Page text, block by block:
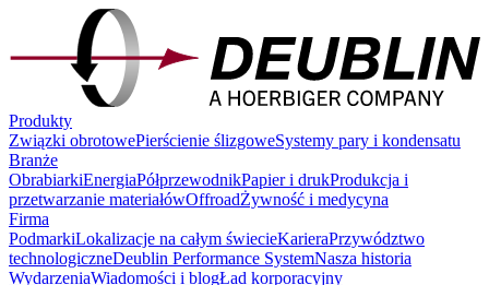
Produkty
Związki obrotowePierścienie ślizgoweSystemy pary i kondensatu
Branże
ObrabiarkiEnergiaPółprzewodnikPapier i drukProdukcja i
przetwarzanie materiałówOffroadŻywność i medycyna
Firma
PodmarkiLokalizacje na całym świecieKarieraPrzywództwo
technologiczneDeublin Performance SystemNasza historia
WydarzeniaWiadomości i blogŁad korporacyjny